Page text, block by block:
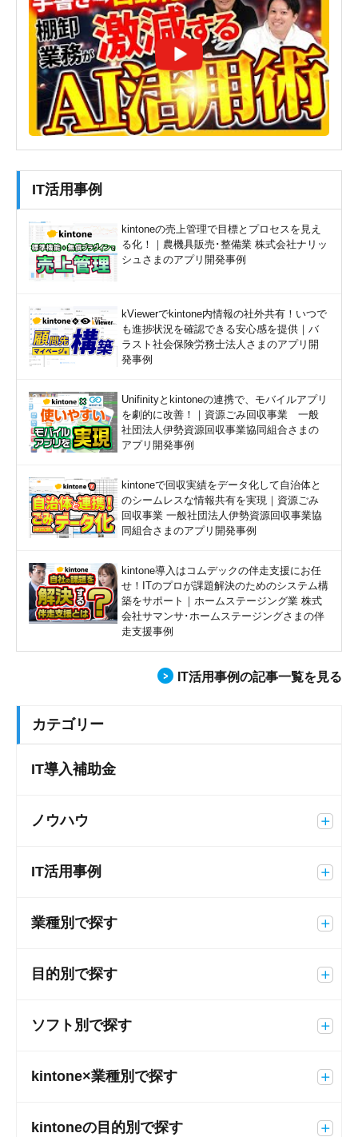
IT活用事例
kintoneの売上管理で目標とプロセスを見え
る化！｜農機具販売･整備業 株式会社ナリッ
シュさまのアプリ開発事例
kViewerでkintone内情報の社外共有！いつで
も進捗状況を確認できる安心感を提供｜バ
ラスト社会保険労務士法人さまのアプリ開
発事例
Unifinityとkintoneの連携で、モバイルアプリ
を劇的に改善！｜資源ごみ回収事業 一般
社団法人伊勢資源回収事業協同組合さまの
アプリ開発事例
kintoneで回収実績をデータ化して自治体と
のシームレスな情報共有を実現｜資源ごみ
回収事業 一般社団法人伊勢資源回収事業協
同組合さまのアプリ開発事例
kintone導入はコムデックの伴走支援にお任
せ！ITのプロが課題解決のためのシステム構
築をサポート｜ホームステージング業 株式
会社サマンサ･ホームステージングさまの伴
走支援事例
IT活用事例の記事一覧を見る
カテゴリー
IT導入補助金
ノウハウ
IT活用事例
業種別で探す
目的別で探す
ソフト別で探す
kintone×業種別で探す
kintoneの目的別で探す